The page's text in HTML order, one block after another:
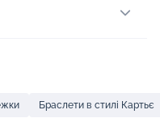
Браслети в стилі Картьє